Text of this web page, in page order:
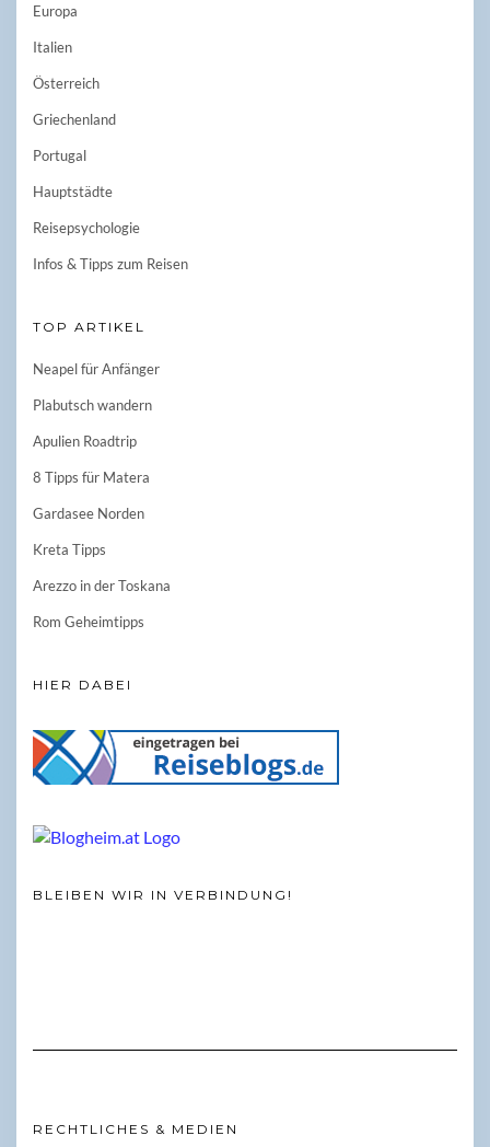
Europa
Italien
Österreich
Griechenland
Portugal
Hauptstädte
Reisepsychologie
Infos & Tipps zum Reisen
TOP ARTIKEL
Neapel für Anfänger
Plabutsch wandern
Apulien Roadtrip
8 Tipps für Matera
Gardasee Norden
Kreta Tipps
Arezzo in der Toskana
Rom Geheimtipps
HIER DABEI
BLEIBEN WIR IN VERBINDUNG!
RECHTLICHES & MEDIEN